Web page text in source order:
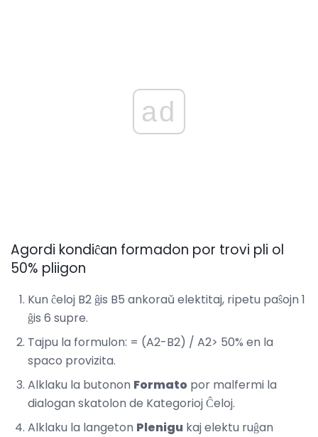
ad
Agordi kondiĉan formadon por trovi pli ol
50% pliigon
Kun ĉeloj B2 ĝis B5 ankoraŭ elektitaj, ripetu paŝojn 1
ĝis 6 supre.
Tajpu la formulon: = (A2-B2) / A2> 50% en la
spaco provizita.
Alklaku la butonon Formato por malfermi la
dialogan skatolon de Kategorioj Ĉeloj.
Alklaku la langeton Plenigu kaj elektu ruĝan